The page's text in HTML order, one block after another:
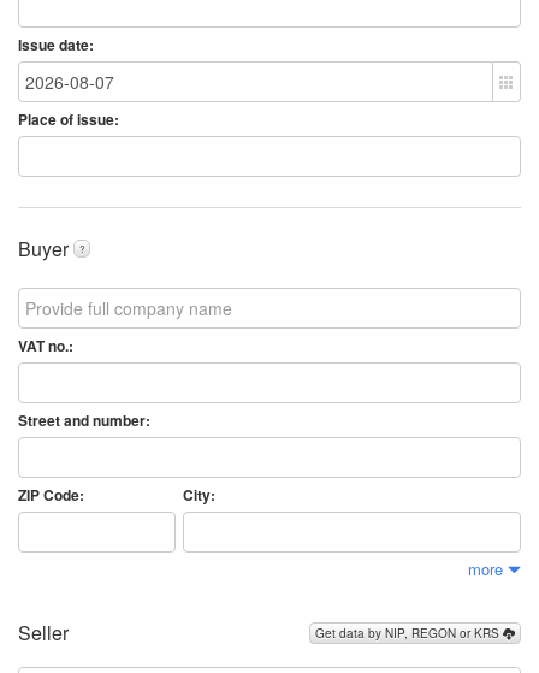
Issue date:
Place of issue:
Buyer ?
VAT no.:
Street and number:
ZIP Code: City:
more
Seller Get data by NIP, REGON or KRS